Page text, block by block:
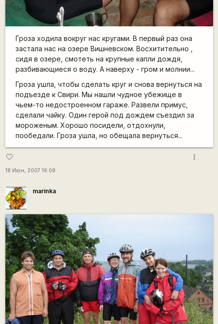
Гроза ходила вокруг нас кругами. В первый раз она
застала нас на озере Вишневском. Восхитительно ,
сидя в озере, смотеть на крупные капли дождя,
разбивающиеся о воду. А наверху - гром и молнии...
Гроза ушла, чтобы сделать круг и снова вернуться на
подъезде к Свири. Мы нашли чудное убежище в
чьем-то недостроенном гараже. Развели примус,
сделали чайку. Один герой под дождем съездил за
мороженым. Хорошо посидели, отдохнули,
пообедали. Гроза ушла, но обещала вернуться...
favorite_border
18 Июн, 2007 16:08
more_vert
marinka